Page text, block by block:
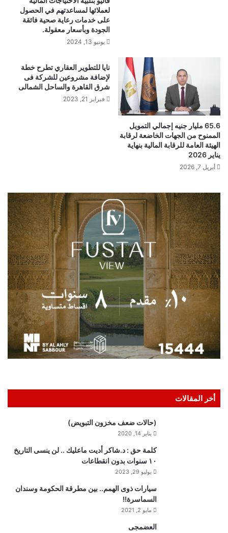
لعملائها لمساعدتهم في الحصول
على خدمات رعاية صحية فائقة
الجودة وبأسعار معقولة.
يونيو 13, 2024
65.6 مليار جنيه إجمالي التمويل
الممنوح من الجهات الخاضعة لرقابة
الهيئة العامة للرقابة المالية بنهاية
يناير 2026
أبريل 7, 2026
نايا للتطوير العقاري تطرح خطة
لإضافة مشروعين للشركة فى
شرق القاهرة والساحل الشمالى
فبراير 21, 2023
أخر المقالات
(حالات ضعف مخزون التبويض)
يناير 14, 2020
كلمة حق : د.شاكر أديت ماعليك .. لن ينسى التاريخ
١٠ سنوات بدون انقطاعات
يوليو 29, 2023
سيارات ذوى الهمم.. بين مطرقة الحكومة وسندان
السماسرة!!
مايو 2, 2021
العضمجى